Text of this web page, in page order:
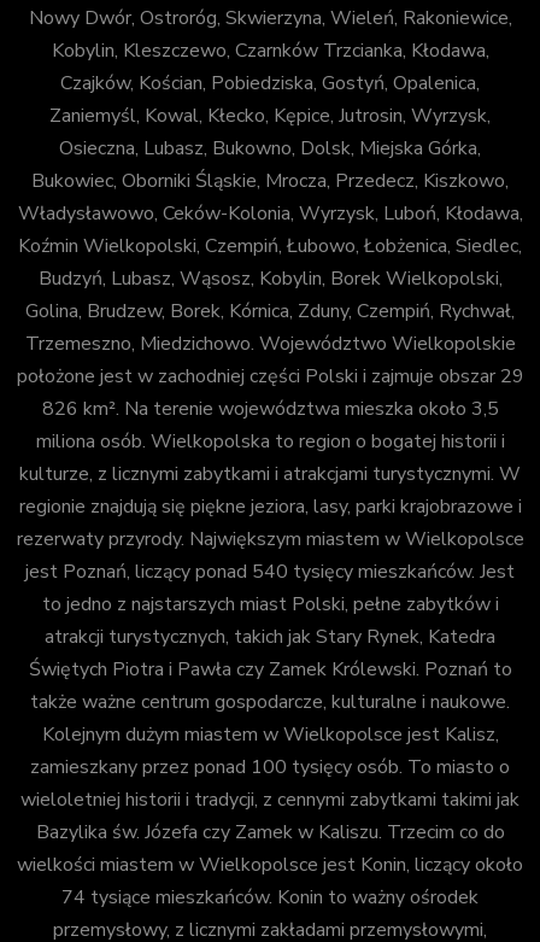
Nowy Dwór, Ostroróg, Skwierzyna, Wieleń, Rakoniewice,
Kobylin, Kleszczewo, Czarnków Trzcianka, Kłodawa,
Czajków, Kościan, Pobiedziska, Gostyń, Opalenica,
Zaniemyśl, Kowal, Kłecko, Kępice, Jutrosin, Wyrzysk,
Osieczna, Lubasz, Bukowno, Dolsk, Miejska Górka,
Bukowiec, Oborniki Śląskie, Mrocza, Przedecz, Kiszkowo,
Władysławowo, Ceków-Kolonia, Wyrzysk, Luboń, Kłodawa,
Koźmin Wielkopolski, Czempiń, Łubowo, Łobżenica, Siedlec,
Budzyń, Lubasz, Wąsosz, Kobylin, Borek Wielkopolski,
Golina, Brudzew, Borek, Kórnica, Zduny, Czempiń, Rychwał,
Trzemeszno, Miedzichowo. Województwo Wielkopolskie
położone jest w zachodniej części Polski i zajmuje obszar 29
826 km². Na terenie województwa mieszka około 3,5
miliona osób. Wielkopolska to region o bogatej historii i
kulturze, z licznymi zabytkami i atrakcjami turystycznymi. W
regionie znajdują się piękne jeziora, lasy, parki krajobrazowe i
rezerwaty przyrody. Największym miastem w Wielkopolsce
jest Poznań, liczący ponad 540 tysięcy mieszkańców. Jest
to jedno z najstarszych miast Polski, pełne zabytków i
atrakcji turystycznych, takich jak Stary Rynek, Katedra
Świętych Piotra i Pawła czy Zamek Królewski. Poznań to
także ważne centrum gospodarcze, kulturalne i naukowe.
Kolejnym dużym miastem w Wielkopolsce jest Kalisz,
zamieszkany przez ponad 100 tysięcy osób. To miasto o
wieloletniej historii i tradycji, z cennymi zabytkami takimi jak
Bazylika św. Józefa czy Zamek w Kaliszu. Trzecim co do
wielkości miastem w Wielkopolsce jest Konin, liczący około
74 tysiące mieszkańców. Konin to ważny ośrodek
przemysłowy, z licznymi zakładami przemysłowymi,